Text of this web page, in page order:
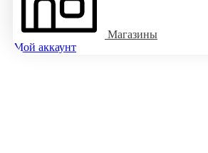
Магазины
Мой аккаунт